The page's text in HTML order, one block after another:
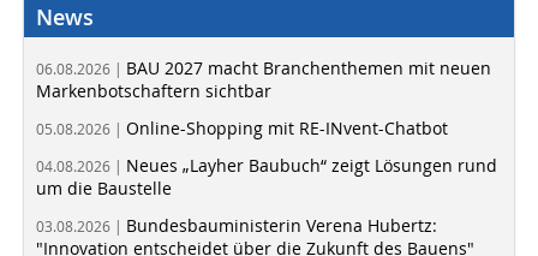
News
06.08.2026 | BAU 2027 macht Branchenthemen mit neuen
Markenbotschaftern sichtbar
05.08.2026 | Online-Shopping mit RE-INvent-Chatbot
04.08.2026 | Neues „Layher Baubuch“ zeigt Lösungen rund
um die Baustelle
03.08.2026 | Bundesbauministerin Verena Hubertz:
"Innovation entscheidet über die Zukunft des Bauens"